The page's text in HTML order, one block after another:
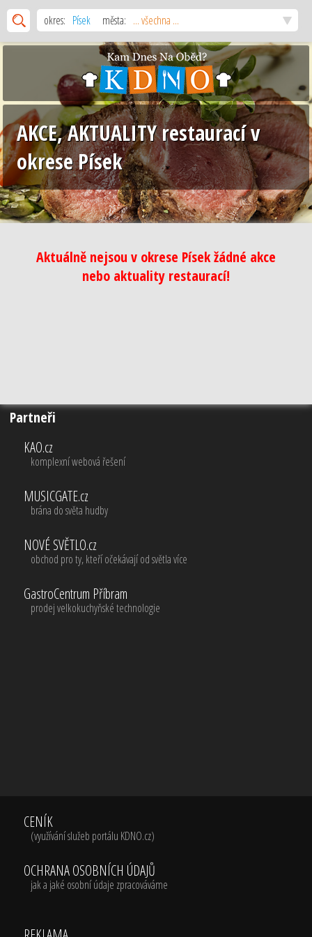
okres: Písek města: ... všechna ...
AKCE, AKTUALITY restaurací v
okrese Písek
Aktuálně nejsou v okrese Písek žádné akce
nebo aktuality restaurací!
Partneři
KAO.cz
komplexní webová řešení
MUSICGATE.cz
brána do světa hudby
NOVÉ SVĚTLO.cz
obchod pro ty, kteří očekávají od světla více
GastroCentrum Příbram
prodej velkokuchyňské technologie
CENÍK
(využívání služeb portálu KDNO.cz)
OCHRANA OSOBNÍCH ÚDAJŮ
jak a jaké osobní údaje zpracováváme